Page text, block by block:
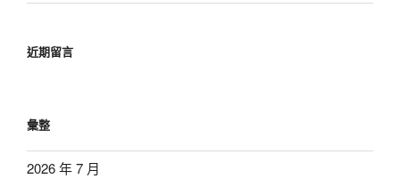
近期留言
彙整
2026 年 7 月